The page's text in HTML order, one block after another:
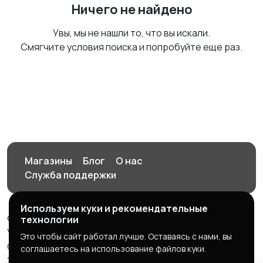
Ничего не найдено
Увы, мы не нашли то, что вы искали.
Смягчите условия поиска и попробуйте еще раз.
Магазины Блог
О нас
Служба поддержки
© 2026 Орен-АЙ - Авто | Недвижимость | Работа |
Услуги
Создал Карусов Е.С ООО "ЦПК" ИНН 5609203278 ОГРН
Используем куки и рекомендательные
технологии
Это чтобы сайт работал лучше. Оставаясь с нами, вы
соглашаетесь на использование файлов куки.